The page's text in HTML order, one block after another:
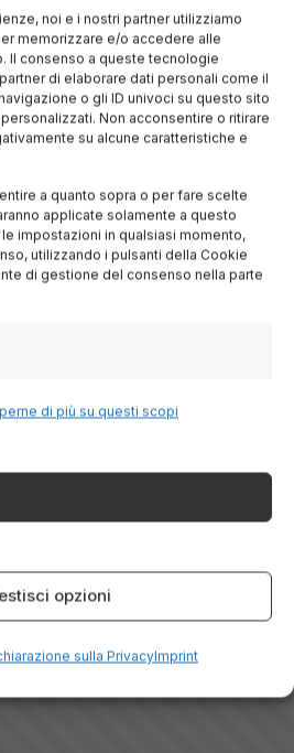
noi e i nostri partner utilizziamo
memorizzare e/o accedere alle
Il consenso a queste tecnologie
di elaborare dati personali come il
o gli ID univoci su questo sito
Non acconsentire o ritirare
su alcune caratteristiche e
a quanto sopra o per fare scelte
applicate solamente a questo
impostazioni in qualsiasi momento,
utilizzando i pulsanti della Cookie
di gestione del consenso nella parte
di più su questi scopi
opzioni
sulla PrivacyImprint